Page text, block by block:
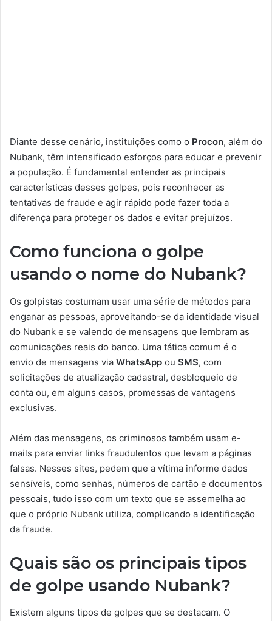
Diante desse cenário, instituições como o Procon, além do
Nubank, têm intensificado esforços para educar e prevenir
a população. É fundamental entender as principais
características desses golpes, pois reconhecer as
tentativas de fraude e agir rápido pode fazer toda a
diferença para proteger os dados e evitar prejuízos.
Como funciona o golpe
usando o nome do Nubank?
Os golpistas costumam usar uma série de métodos para
enganar as pessoas, aproveitando-se da identidade visual
do Nubank e se valendo de mensagens que lembram as
comunicações reais do banco. Uma tática comum é o
envio de mensagens via WhatsApp ou SMS, com
solicitações de atualização cadastral, desbloqueio de
conta ou, em alguns casos, promessas de vantagens
exclusivas.
Além das mensagens, os criminosos também usam e-
mails para enviar links fraudulentos que levam a páginas
falsas. Nesses sites, pedem que a vítima informe dados
sensíveis, como senhas, números de cartão e documentos
pessoais, tudo isso com um texto que se assemelha ao
que o próprio Nubank utiliza, complicando a identificação
da fraude.
Quais são os principais tipos
de golpe usando Nubank?
Existem alguns tipos de golpes que se destacam. O